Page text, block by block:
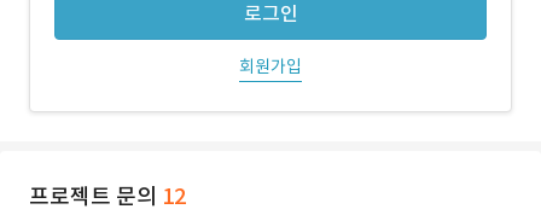
로그인
회원가입
프로젝트 문의 12